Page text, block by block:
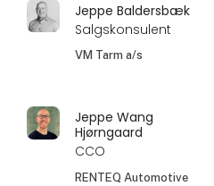
Jeppe Baldersbæk
Salgskonsulent
VM Tarm a/s
Jeppe Wang
Hjørngaard
CCO
RENTEQ Automotive